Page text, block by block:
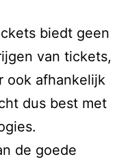
biedt geen
van tickets,
ook afhankelijk
dus best met
de goede